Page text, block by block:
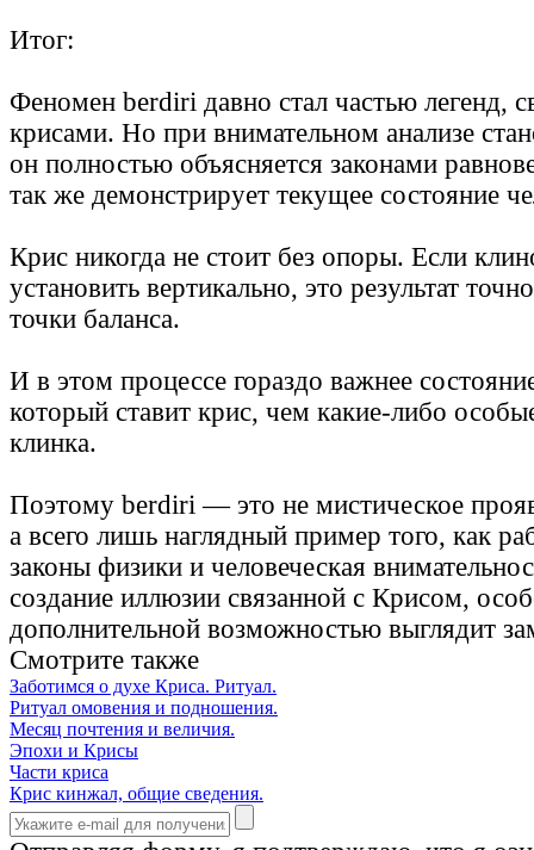
Итог:
Феномен berdiri давно стал частью легенд,
крисами. Но при внимательном анализе
он полностью объясняется законами
так же демонстрирует текущее состояние
Крис никогда не стоит без опоры. Если
установить вертикально, это результат
точки баланса.
И в этом процессе гораздо важнее
который ставит крис, чем какие-либо
клинка.
Поэтому berdiri — это не мистическое
а всего лишь наглядный пример того, как
законы физики и человеческая
создание иллюзии связанной с Крисом,
дополнительной возможностью выглядит
Смотрите также
Заботимся о духе Криса. Ритуал.
Ритуал омовения и подношения.
Месяц почтения и величия.
Эпохи и Крисы
Части криса
Крис кинжал, общие сведения.